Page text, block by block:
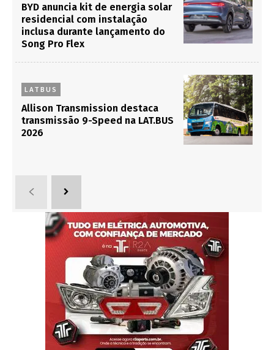
BYD anuncia kit de energia solar
residencial com instalação
inclusa durante lançamento do
Song Pro Flex
LATBUS
Allison Transmission destaca
transmissão 9-Speed na LAT.BUS
2026